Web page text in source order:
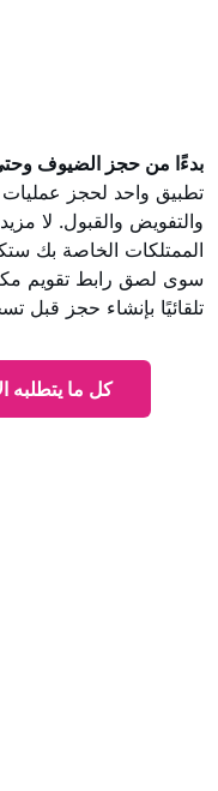
بدءًا من حجز الضيوف
تطبيق واحد لحجز عمليات
والتفويض والقبول. لا
الممتلكات الخاصة بك
سوى لصق رابط تقويم
تلقائيًا بإنشاء حجز قبل
كل ما يتطلبه الأمر هو 30